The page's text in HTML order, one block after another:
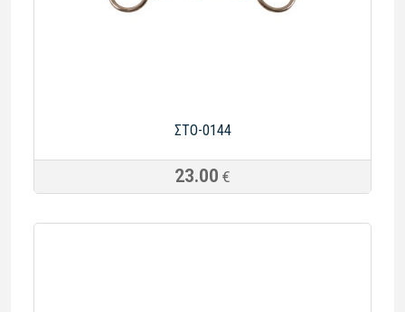
ΣTO-0144
23.00 €